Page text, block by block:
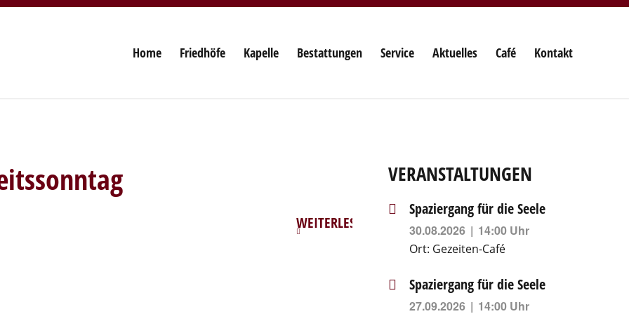
Home Friedhöfe Kapelle Bestattungen Service Aktuelles Café Kontakt
WEITERLESEN
VERANSTALTUNGEN
Spaziergang für die Seele
30.08.2026 14:00 Uhr
Ort: Gezeiten-Café
Spaziergang für die Seele
27.09.2026 14:00 Uhr